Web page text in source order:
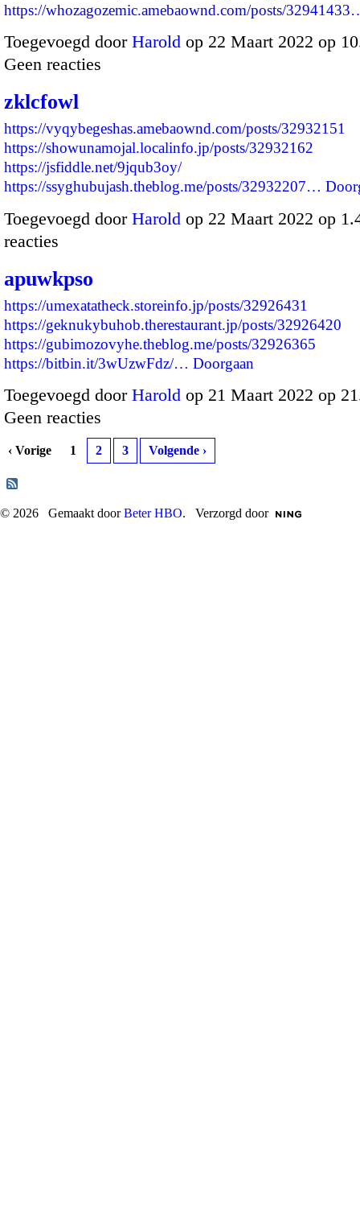
https://whozagozemic.amebaownd.com/posts/
Toegevoegd door Harold op 22 Maart 2022 op
Geen reacties
zklcfowl
https://vyqybegeshas.amebaownd.com/posts/32932151
https://showunamojal.localinfo.jp/posts/32932162
https://jsfiddle.net/9jqub3oy/
https://ssyghubujash.theblog.me/posts/32932207…
Toegevoegd door Harold op 22 Maart 2022 op
reacties
apuwkpso
https://umexatatheck.storeinfo.jp/posts/32926431
https://geknukybuhob.therestaurant.jp/posts/32926420
https://gubimozovyhe.theblog.me/posts/32926365
https://bitbin.it/3wUzwFdz/… Doorgaan
Toegevoegd door Harold op 21 Maart 2022 op
Geen reacties
‹ Vorige 1 2 3 Volgende ›
© 2026 Gemaakt doorBeter HBO. Verzorgd door